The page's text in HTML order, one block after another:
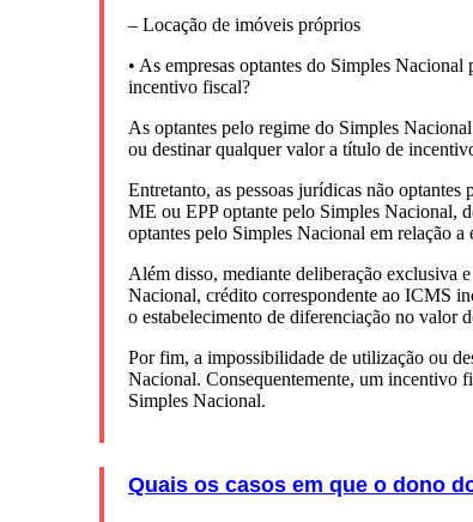
– Locação de imóveis próprios
• As empresas optantes do Simples
incentivo fiscal?
As optantes pelo regime do Simples
ou destinar qualquer valor a título de
Entretanto, as pessoas jurídicas não
ME ou EPP optante pelo Simples Nacional,
optantes pelo Simples Nacional em relação a
Além disso, mediante deliberação exclusiva
Nacional, crédito correspondente ao ICMS
o estabelecimento de diferenciação no valor
Por fim, a impossibilidade de utilização ou
Nacional. Consequentemente, um incentivo
Simples Nacional.
Quais os casos em que o dono